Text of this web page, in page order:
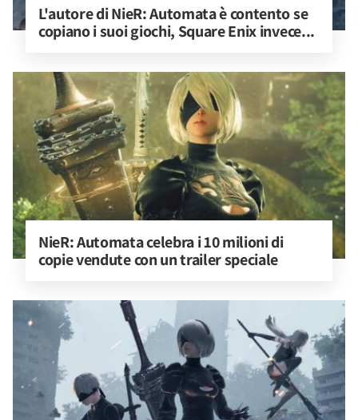
L'autore di NieR: Automata è contento se
copiano i suoi giochi, Square Enix invece...
NieR: Automata celebra i 10 milioni di
copie vendute con un trailer speciale